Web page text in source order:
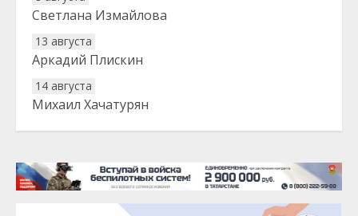
Светлана Измайлова
13 августа
Аркадий Плискин
14 августа
Михаил Хачатурян
20 августа
22 августа
Евгений Ефимов